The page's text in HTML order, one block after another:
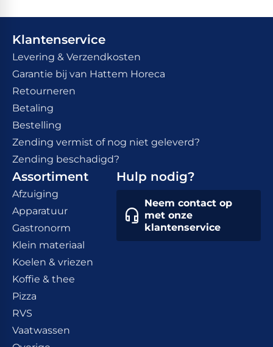
Klantenservice
Levering & Verzendkosten
Garantie bij van Hattem Horeca
Retourneren
Betaling
Bestelling
Zending vermist of nog niet geleverd?
Zending beschadigd?
Assortiment
Afzuiging
Apparatuur
Gastronorm
Klein materiaal
Koelen & vriezen
Koffie & thee
Pizza
RVS
Vaatwassen
Hulp nodig?
Neem contact op
met onze
klantenservice